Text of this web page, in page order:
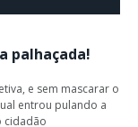
palhaçada!
e sem mascarar o
entrou pulando a
cidadão